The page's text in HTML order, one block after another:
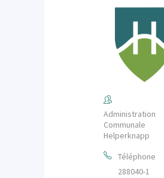
Administration
Communale
Helperknapp
Téléphone
288040-1